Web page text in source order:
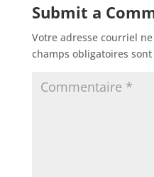
Submit a
Votre adresse courriel
champs obligatoires